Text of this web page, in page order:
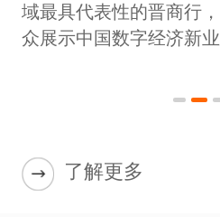
域最具代表性的晋商行
众展示中国数字经济新业
了解更多